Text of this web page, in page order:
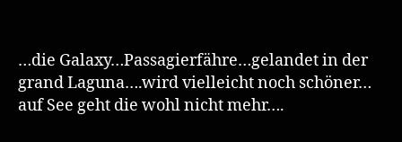
…die Galaxy…Passagierfähre…gelandet in der
grand Laguna….wird vielleicht noch schöner…
auf See geht die wohl nicht mehr….